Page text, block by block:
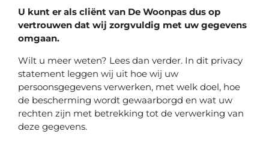
U kunt er als cliënt van De Woonpas dus op
vertrouwen dat wij zorgvuldig met uw gegevens
omgaan.
Wilt u meer weten? Lees dan verder. In dit privacy
statement leggen wij uit hoe wij uw
persoonsgegevens verwerken, met welk doel, hoe
de bescherming wordt gewaarborgd en wat uw
rechten zijn met betrekking tot de verwerking van
deze gegevens.